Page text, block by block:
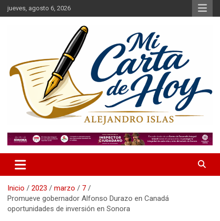
Saltar
al
jueves, agosto 6, 2026
Mi Carta de Hoy
Inicio 2023 marzo
7
Promueve gobernador Alfonso Durazo en Canadá
oportunidades de inversión en Sonora